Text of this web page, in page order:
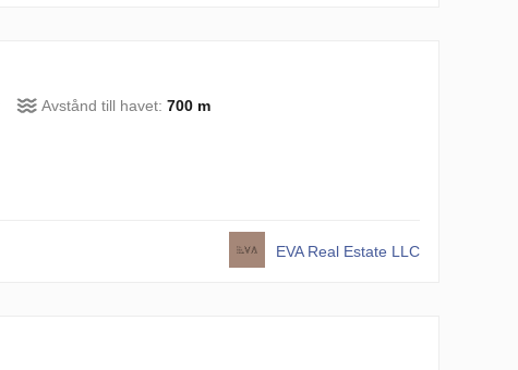
Avstånd till havet: 700 m
EVA Real Estate LLC